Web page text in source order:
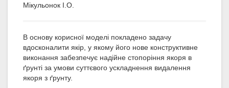
Мікульонок І.О.
В основу корисної моделі покладено задачу
вдосконалити якір, у якому його нове конструктивне
виконання забезпечує надійне стопоріння якоря в
ґрунті за умови суттєвого ускладнення видалення
якоря з ґрунту.